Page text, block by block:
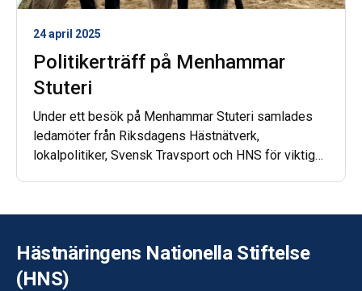
24 april 2025
Politikerträff på Menhammar
Stuteri
Under ett besök på Menhammar Stuteri samlades
ledamöter från Riksdagens Hästnätverk,
lokalpolitiker, Svensk Travsport och HNS för viktiga
veterinärservice och jordbrukspolitik.
Hästnäringens Nationella Stiftelse
(HNS)